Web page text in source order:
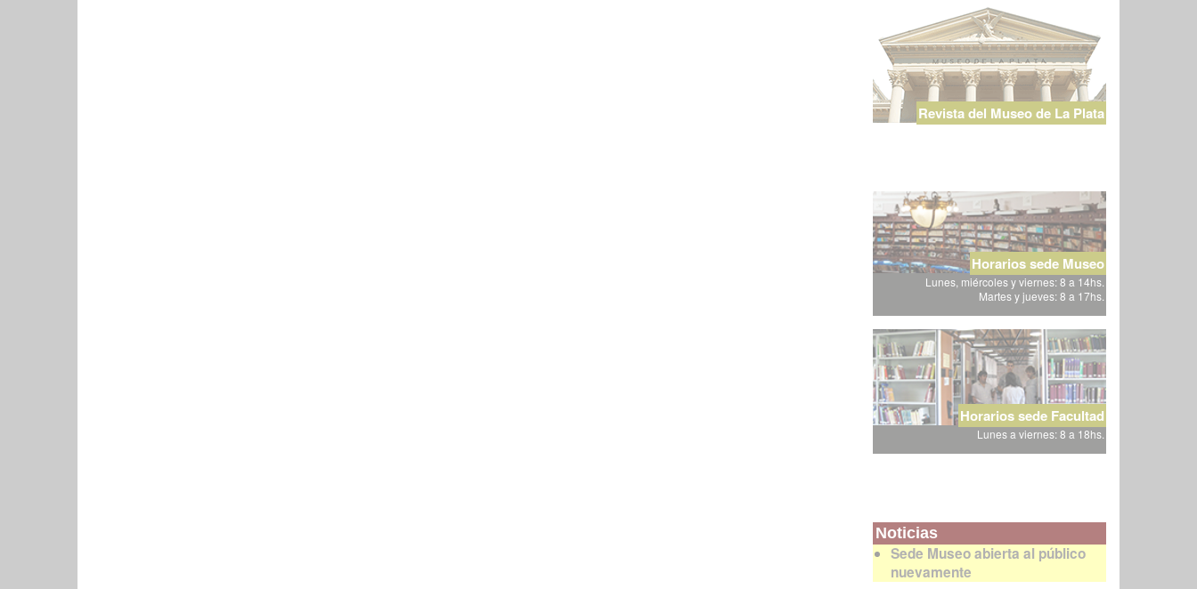
Revista del Museo de La Plata
Horarios sede Museo
Lunes, miércoles y viernes: 8 a 14hs.
Martes y jueves: 8 a 17hs.
Horarios sede Facultad
Lunes a viernes: 8 a 18hs.
Noticias
Sede Museo abierta al público
nuevamente